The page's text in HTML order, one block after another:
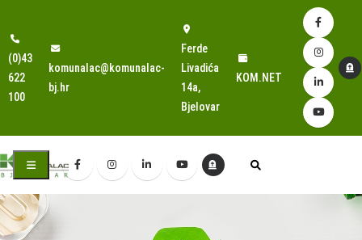
(0)43
622
100
komunalac@komunalac-
bj.hr
Ferde
Livadića
14a,
Bjelovar
KOM.NET